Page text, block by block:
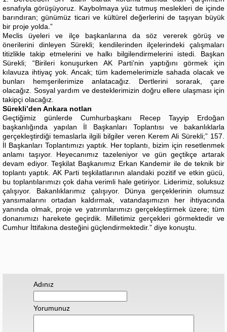
esnafıyla görüşüyoruz. Kaybolmaya yüz tutmuş meslekleri de içinde
barındıran; günümüz ticari ve kültürel değerlerini de taşıyan büyük
bir proje yolda.”
Meclis üyeleri ve ilçe başkanlarına da söz vererek görüş ve
önerilerini dinleyen Sürekli; kendilerinden ilçelerindeki çalışmaları
titizlikle takip etmelerini ve halkı bilgilendirmelerini istedi. Başkan
Sürekli; “Birileri konuşurken AK Parti’nin yaptığını görmek için
kılavuza ihtiyaç yok. Ancak; tüm kademelerimizle sahada olacak ve
bunları hemşerilerimize anlatacağız. Dertlerini sorarak, çare
olacağız. Sosyal yardım ve desteklerimizin doğru ellere ulaşması için
takipçi olacağız.
Sürekli’den Ankara notları
Geçtiğimiz günlerde Cumhurbaşkanı Recep Tayyip Erdoğan
başkanlığında yapılan İl Başkanları Toplantısı ve bakanlıklarla
gerçekleştirdiği temaslarla ilgili bilgiler veren Kerem Ali Sürekli;” 157.
İl Başkanları Toplantımızı yaptık. Her toplantı, bizim için resetlenmek
anlamı taşıyor. Heyecanımız tazeleniyor ve gün geçtikçe artarak
devam ediyor. Teşkilat Başkanımız Erkan Kandemir ile de teknik bir
toplantı yaptık. AK Parti teşkilatlarının alandaki pozitif ve etkin gücü,
bu toplantılarımızı çok daha verimli hale getiriyor. Liderimiz, soluksuz
çalışıyor. Bakanlıklarımız çalışıyor. Dünya gerçeklerinin olumsuz
yansımalarını ortadan kaldırmak, vatandaşımızın her ihtiyacında
yanında olmak, proje ve yatırımlarımızı gerçekleştirmek üzere; tüm
donanımızı harekete geçirdik. Milletimiz gerçekleri görmektedir ve
Cumhur İttifakına desteğini güçlendirmektedir.” diye konuştu.
Adınız
Yorumunuz